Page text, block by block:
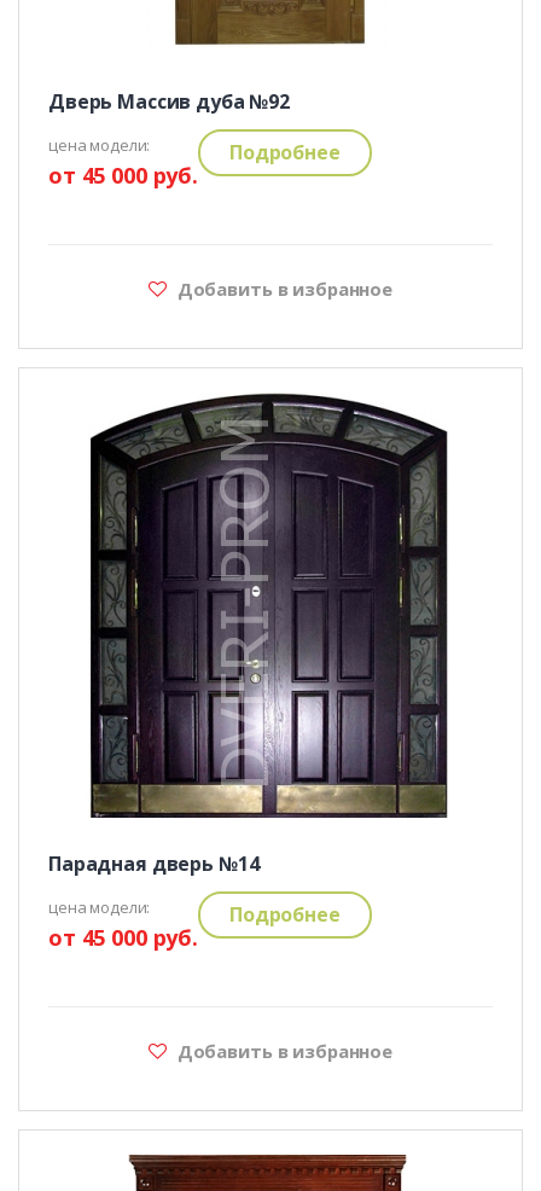
Дверь Массив дуба №92
цена модели:
от 45 000 руб.
Подробнее
Добавить в избранное
Парадная дверь №14
цена модели:
от 45 000 руб.
Подробнее
Добавить в избранное